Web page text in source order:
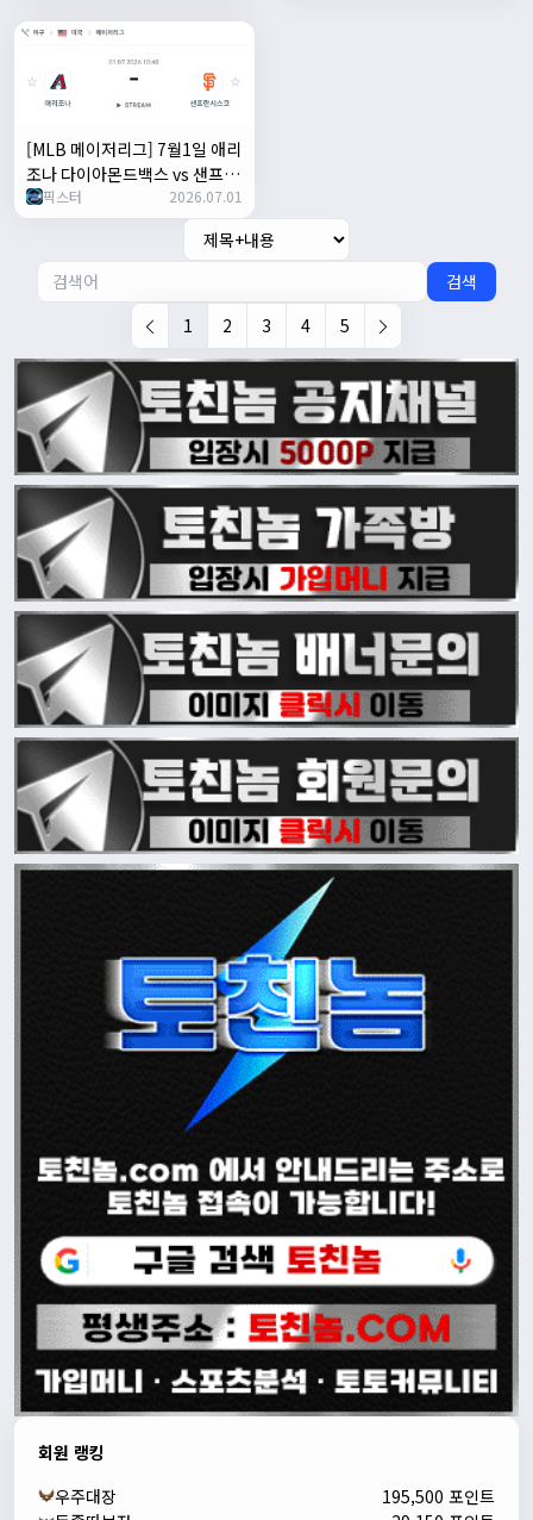
[MLB 메이저리그] 7월1일 애리
조나 다이아몬드백스 vs 샌프란
시스코 자이언츠 | 스포츠 분석
무료 중계 토친놈
픽스터 2026.07.01
검색
1
2 3 4 5
회원 랭킹
우주대장
195,500 포인트